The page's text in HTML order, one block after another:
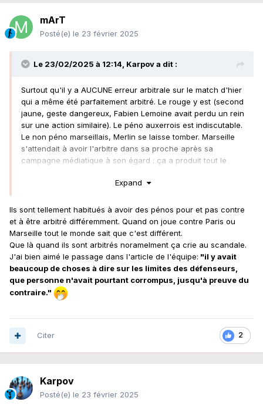
mArT
Posté(e) le 23 février 2025
Le 23/02/2025 à 12:14, Karpova dit :
Surtout qu'il y a AUCUNE erreur arbitrale sur le match d'hier
qui a même été parfaitement arbitré. Le rouge y est (second
jaune, geste dangereux, Fabien Lemoine avait perdu un rein
sur une action similaire). Le péno auxerrois est indiscutable.
Le non péno marseillais, Merlin se laisse tomber. Marseille
s'attendait à avoir l'arbitre dans sa proche après sa
campagne médiatique à son égard : ça a produit tout le
prendre les décisions qui s'imposent. Ils tombent de haut et
résultat n'a rien d'illogique. Auxerre finit le match à 2 "xg"
contre... 0.5 côté OM.
Expand
Ils sont tellement habitués à avoir des pénos pour et pas contre
et à être arbitré différemment. Quand on joue contre Paris ou
Marseille tout le monde sait que c'est différent.
Que là quand ils sont arbitrés noramelment ça crie au scandale.
J'ai bien aimé le passage dans l'article de l'équipe: "il y avait
beaucoup de choses à dire sur les limites des défenseurs,
que personne n'avait pourtant corrompus, jusqu'à preuve du
contraire."
2
Citer
Karpov
Posté(e) le 23 février 2025